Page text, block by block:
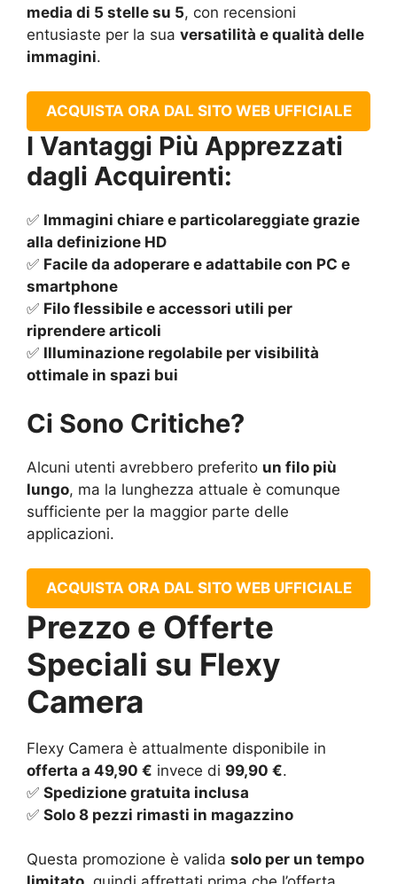
media di 5 stelle su 5, con recensioni
entusiaste per la sua versatilità e qualità delle
immagini.
ACQUISTA ORA DAL SITO WEB UFFICIALE
I Vantaggi Più Apprezzati
dagli Acquirenti:
✅ Immagini chiare e particolareggiate grazie
alla definizione HD
✅ Facile da adoperare e adattabile con PC e
smartphone
✅ Filo flessibile e accessori utili per
riprendere articoli
✅ Illuminazione regolabile per visibilità
ottimale in spazi bui
Ci Sono Critiche?
Alcuni utenti avrebbero preferito un filo più
lungo, ma la lunghezza attuale è comunque
sufficiente per la maggior parte delle
applicazioni.
ACQUISTA ORA DAL SITO WEB UFFICIALE
Prezzo e Offerte
Speciali su Flexy
Camera
Flexy Camera è attualmente disponibile in
offerta a 49,90 € invece di 99,90 €.
✅ Spedizione gratuita inclusa
✅ Solo 8 pezzi rimasti in magazzino
Questa promozione è valida solo per un tempo